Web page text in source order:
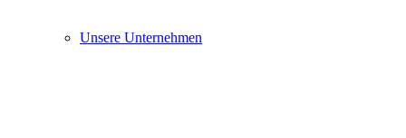
Unsere Unternehmen